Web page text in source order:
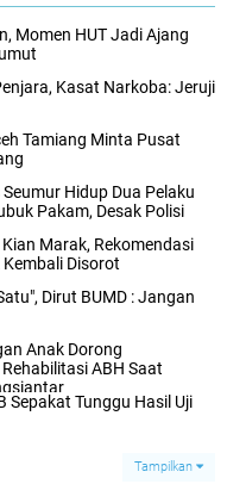
Momen HUT Jadi Ajang
Kasat Narkoba: Jeruji
Tamiang Minta Pusat
Hidup Dua Pelaku
Pakam, Desak Polisi
Marak, Rekomendasi
Disorot
Dirut BUMD : Jangan
Anak Dorong
ABH Saat
Sepakat Tunggu Hasil Uji
Tampilkan